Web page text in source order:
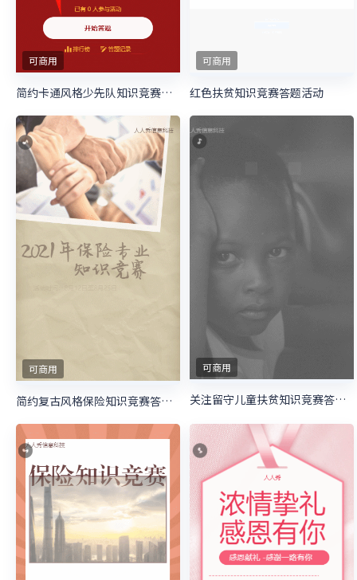
可商用
简约卡通风格少先队知识竞赛答题活动
可商用
红色扶贫知识竞赛答题活动
可商用
简约复古风格保险知识竞赛答题活动
可商用
关注留守儿童扶贫知识竞赛答题活动